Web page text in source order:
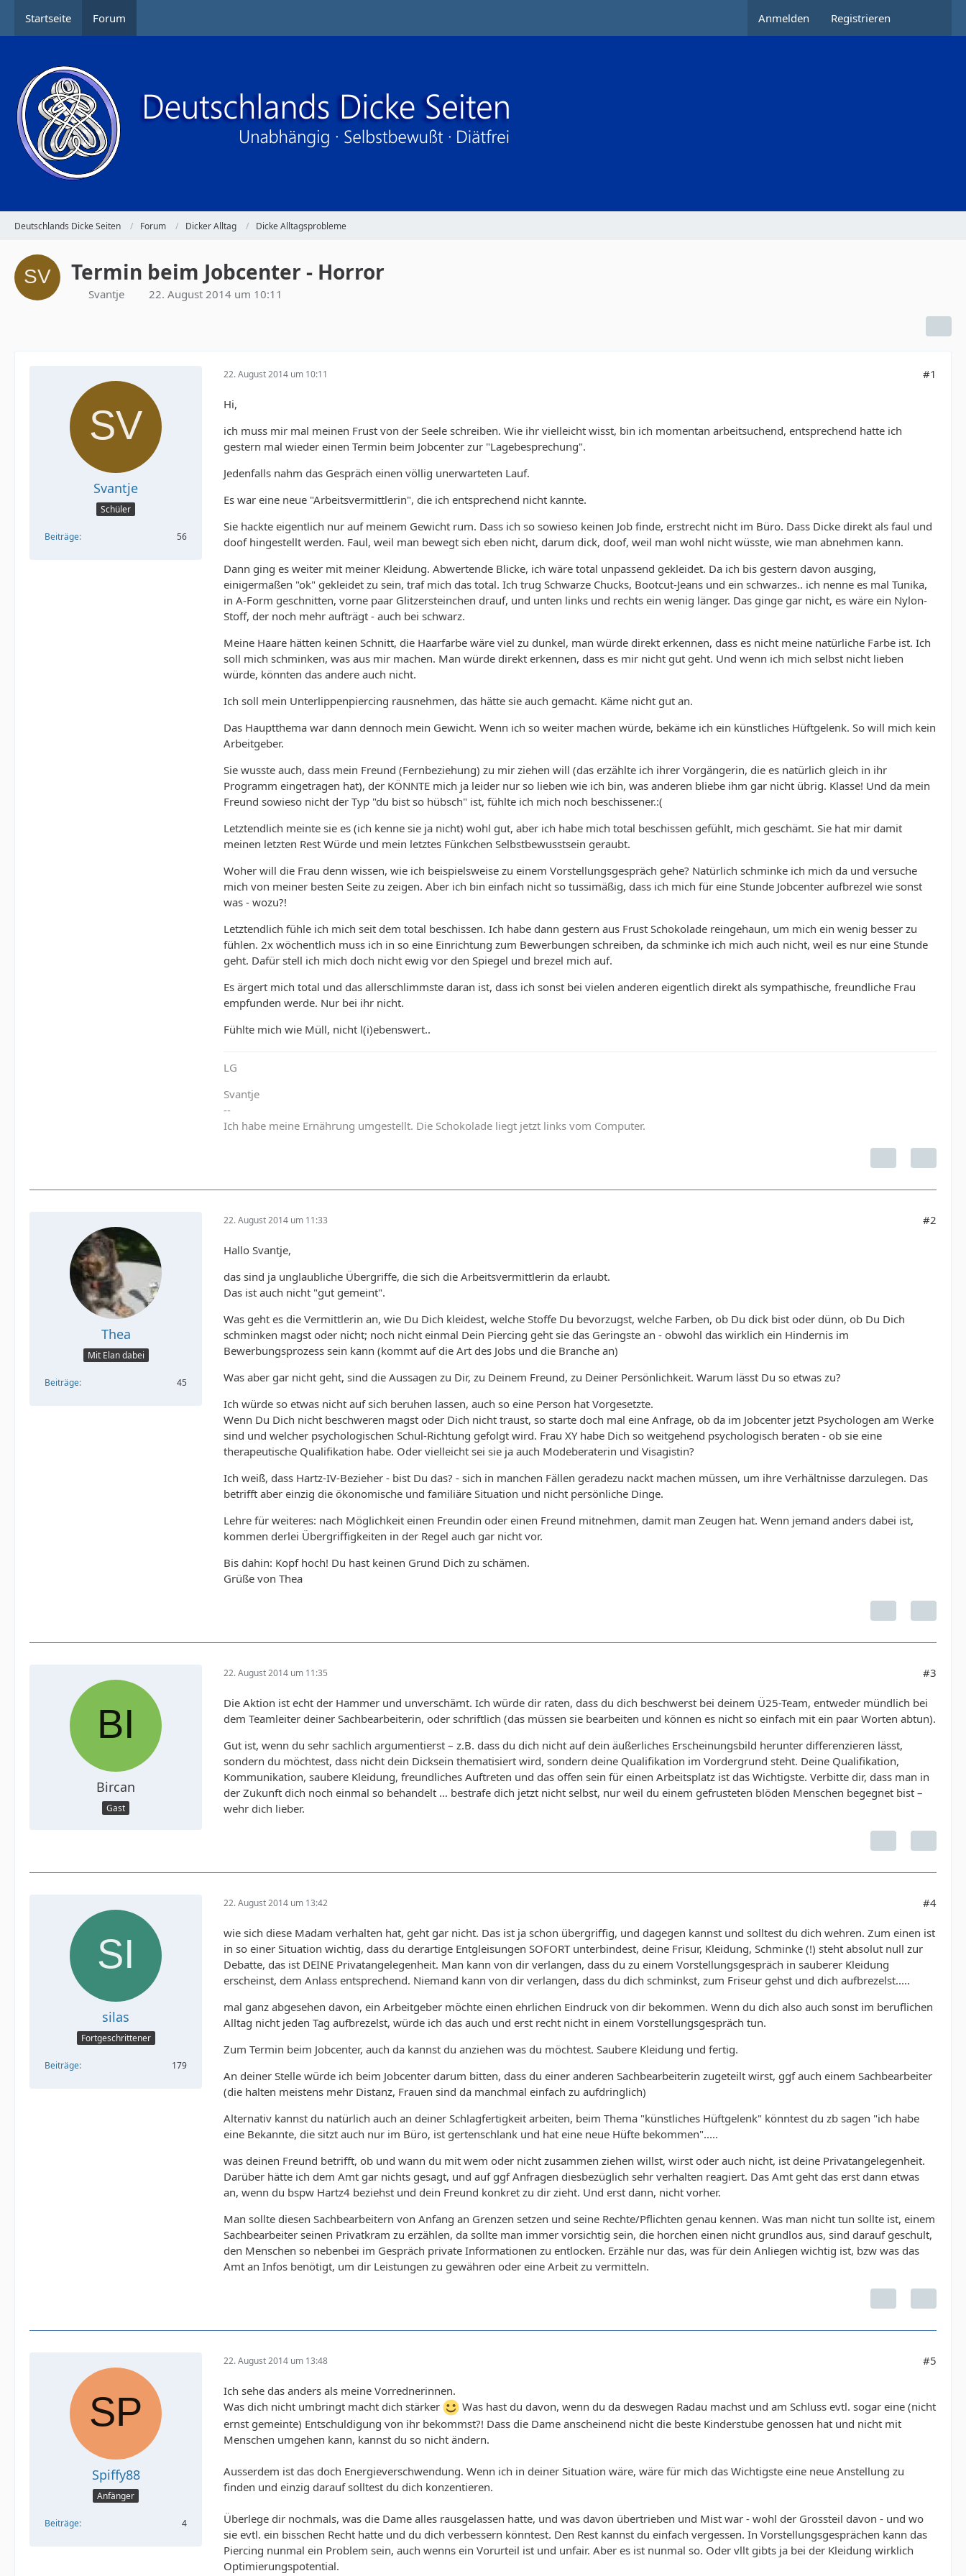
Startseite Forum Anmelden Registrieren
Deutschlands Dicke Seiten Forum Dicker Alltag Dicke Alltagsprobleme
Termin beim Jobcenter - Horror
Svantje 22. August 2014 um 10:11
Svantje
Schüler
Beiträge 56
22. August 2014 um 10:11 #1
Hi,
ich muss mir mal meinen Frust von der Seele schreiben. Wie ihr vielleicht wisst, bin ich momentan arbeitsuchend, entsprechend hatte ich
gestern mal wieder einen Termin beim Jobcenter zur "Lagebesprechung".
Jedenfalls nahm das Gespräch einen völlig unerwarteten Lauf.
Es war eine neue "Arbeitsvermittlerin", die ich entsprechend nicht kannte.
Sie hackte eigentlich nur auf meinem Gewicht rum. Dass ich so sowieso keinen Job finde, erstrecht nicht im Büro. Dass Dicke direkt als faul und
doof hingestellt werden. Faul, weil man bewegt sich eben nicht, darum dick, doof, weil man wohl nicht wüsste, wie man abnehmen kann.
Dann ging es weiter mit meiner Kleidung. Abwertende Blicke, ich wäre total unpassend gekleidet. Da ich bis gestern davon ausging,
einigermaßen "ok" gekleidet zu sein, traf mich das total. Ich trug Schwarze Chucks, Bootcut-Jeans und ein schwarzes.. ich nenne es mal Tunika,
in A-Form geschnitten, vorne paar Glitzersteinchen drauf, und unten links und rechts ein wenig länger. Das ginge gar nicht, es wäre ein Nylon-
Stoff, der noch mehr aufträgt - auch bei schwarz.
Meine Haare hätten keinen Schnitt, die Haarfarbe wäre viel zu dunkel, man würde direkt erkennen, dass es nicht meine natürliche Farbe ist. Ich
soll mich schminken, was aus mir machen. Man würde direkt erkennen, dass es mir nicht gut geht. Und wenn ich mich selbst nicht lieben
würde, könnten das andere auch nicht.
Ich soll mein Unterlippenpiercing rausnehmen, das hätte sie auch gemacht. Käme nicht gut an.
Das Hauptthema war dann dennoch mein Gewicht. Wenn ich so weiter machen würde, bekäme ich ein künstliches Hüftgelenk. So will mich kein
Arbeitgeber.
Sie wusste auch, dass mein Freund (Fernbeziehung) zu mir ziehen will (das erzählte ich ihrer Vorgängerin, die es natürlich gleich in ihr
Programm eingetragen hat), der KÖNNTE mich ja leider nur so lieben wie ich bin, was anderen bliebe ihm gar nicht übrig. Klasse! Und da mein
Freund sowieso nicht der Typ "du bist so hübsch" ist, fühlte ich mich noch beschissener.:(
Letztendlich meinte sie es (ich kenne sie ja nicht) wohl gut, aber ich habe mich total beschissen gefühlt, mich geschämt. Sie hat mir damit
meinen letzten Rest Würde und mein letztes Fünkchen Selbstbewusstsein geraubt.
Woher will die Frau denn wissen, wie ich beispielsweise zu einem Vorstellungsgespräch gehe? Natürlich schminke ich mich da und versuche
mich von meiner besten Seite zu zeigen. Aber ich bin einfach nicht so tussimäßig, dass ich mich für eine Stunde Jobcenter aufbrezel wie sonst
was - wozu?!
Letztendlich fühle ich mich seit dem total beschissen. Ich habe dann gestern aus Frust Schokolade reingehaun, um mich ein wenig besser zu
fühlen. 2x wöchentlich muss ich in so eine Einrichtung zum Bewerbungen schreiben, da schminke ich mich auch nicht, weil es nur eine Stunde
geht. Dafür stell ich mich doch nicht ewig vor den Spiegel und brezel mich auf.
Es ärgert mich total und das allerschlimmste daran ist, dass ich sonst bei vielen anderen eigentlich direkt als sympathische, freundliche Frau
empfunden werde. Nur bei ihr nicht.
Fühlte mich wie Müll, nicht l(i)ebenswert..
LG
Svantje
--
Ich habe meine Ernährung umgestellt. Die Schokolade liegt jetzt links vom Computer.
Thea
Mit Elan dabei
Beiträge 45
22. August 2014 um 11:33 #2
Hallo Svantje,
das sind ja unglaubliche Übergriffe, die sich die Arbeitsvermittlerin da erlaubt.
Das ist auch nicht "gut gemeint".
Was geht es die Vermittlerin an, wie Du Dich kleidest, welche Stoffe Du bevorzugst, welche Farben, ob Du dick bist oder dünn, ob Du Dich
schminken magst oder nicht; noch nicht einmal Dein Piercing geht sie das Geringste an - obwohl das wirklich ein Hindernis im
Bewerbungsprozess sein kann (kommt auf die Art des Jobs und die Branche an)
Was aber gar nicht geht, sind die Aussagen zu Dir, zu Deinem Freund, zu Deiner Persönlichkeit. Warum lässt Du so etwas zu?
Ich würde so etwas nicht auf sich beruhen lassen, auch so eine Person hat Vorgesetzte.
Wenn Du Dich nicht beschweren magst oder Dich nicht traust, so starte doch mal eine Anfrage, ob da im Jobcenter jetzt Psychologen am Werke
sind und welcher psychologischen Schul-Richtung gefolgt wird. Frau XY habe Dich so weitgehend psychologisch beraten - ob sie eine
therapeutische Qualifikation habe. Oder vielleicht sei sie ja auch Modeberaterin und Visagistin?
Ich weiß, dass Hartz-IV-Bezieher - bist Du das? - sich in manchen Fällen geradezu nackt machen müssen, um ihre Verhältnisse darzulegen. Das
betrifft aber einzig die ökonomische und familiäre Situation und nicht persönliche Dinge.
Lehre für weiteres: nach Möglichkeit einen Freundin oder einen Freund mitnehmen, damit man Zeugen hat. Wenn jemand anders dabei ist,
kommen derlei Übergriffigkeiten in der Regel auch gar nicht vor.
Bis dahin: Kopf hoch! Du hast keinen Grund Dich zu schämen.
Grüße von Thea
Bircan
Gast
22. August 2014 um 11:35 #3
Die Aktion ist echt der Hammer und unverschämt. Ich würde dir raten, dass du dich beschwerst bei deinem Ü25-Team, entweder mündlich bei
dem Teamleiter deiner Sachbearbeiterin, oder schriftlich (das müssen sie bearbeiten und können es nicht so einfach mit ein paar Worten abtun).
Gut ist, wenn du sehr sachlich argumentierst – z.B. dass du dich nicht auf dein äußerliches Erscheinungsbild herunter differenzieren lässt,
sondern du möchtest, dass nicht dein Dicksein thematisiert wird, sondern deine Qualifikation im Vordergrund steht. Deine Qualifikation,
Kommunikation, saubere Kleidung, freundliches Auftreten und das offen sein für einen Arbeitsplatz ist das Wichtigste. Verbitte dir, dass man in
der Zukunft dich noch einmal so behandelt … bestrafe dich jetzt nicht selbst, nur weil du einem gefrusteten blöden Menschen begegnet bist –
wehr dich lieber.
silas
Fortgeschrittener
Beiträge 179
22. August 2014 um 13:42 #4
wie sich diese Madam verhalten hat, geht gar nicht. Das ist ja schon übergriffig, und dagegen kannst und solltest du dich wehren. Zum einen ist
in so einer Situation wichtig, dass du derartige Entgleisungen SOFORT unterbindest, deine Frisur, Kleidung, Schminke (!) steht absolut null zur
Debatte, das ist DEINE Privatangelegenheit. Man kann von dir verlangen, dass du zu einem Vorstellungsgespräch in sauberer Kleidung
erscheinst, dem Anlass entsprechend. Niemand kann von dir verlangen, dass du dich schminkst, zum Friseur gehst und dich aufbrezelst.....
mal ganz abgesehen davon, ein Arbeitgeber möchte einen ehrlichen Eindruck von dir bekommen. Wenn du dich also auch sonst im beruflichen
Alltag nicht jeden Tag aufbrezelst, würde ich das auch und erst recht nicht in einem Vorstellungsgespräch tun.
Zum Termin beim Jobcenter, auch da kannst du anziehen was du möchtest. Saubere Kleidung und fertig.
An deiner Stelle würde ich beim Jobcenter darum bitten, dass du einer anderen Sachbearbeiterin zugeteilt wirst, ggf auch einem Sachbearbeiter
(die halten meistens mehr Distanz, Frauen sind da manchmal einfach zu aufdringlich)
Alternativ kannst du natürlich auch an deiner Schlagfertigkeit arbeiten, beim Thema "künstliches Hüftgelenk" könntest du zb sagen "ich habe
eine Bekannte, die sitzt auch nur im Büro, ist gertenschlank und hat eine neue Hüfte bekommen".....
was deinen Freund betrifft, ob und wann du mit wem oder nicht zusammen ziehen willst, wirst oder auch nicht, ist deine Privatangelegenheit.
Darüber hätte ich dem Amt gar nichts gesagt, und auf ggf Anfragen diesbezüglich sehr verhalten reagiert. Das Amt geht das erst dann etwas
an, wenn du bspw Hartz4 beziehst und dein Freund konkret zu dir zieht. Und erst dann, nicht vorher.
Man sollte diesen Sachbearbeitern von Anfang an Grenzen setzen und seine Rechte/Pflichten genau kennen. Was man nicht tun sollte ist, einem
Sachbearbeiter seinen Privatkram zu erzählen, da sollte man immer vorsichtig sein, die horchen einen nicht grundlos aus, sind darauf geschult,
den Menschen so nebenbei im Gespräch private Informationen zu entlocken. Erzähle nur das, was für dein Anliegen wichtig ist, bzw was das
Amt an Infos benötigt, um dir Leistungen zu gewähren oder eine Arbeit zu vermitteln.
Spiffy88
Anfänger
Beiträge 4
22. August 2014 um 13:48 #5
Ich sehe das anders als meine Vorrednerinnen.
Was dich nicht umbringt macht dich stärker
Was hast du davon, wenn du da deswegen Radau machst und am Schluss evtl. sogar eine (nicht
ernst gemeinte) Entschuldigung von ihr bekommst?! Dass die Dame anscheinend nicht die beste Kinderstube genossen hat und nicht mit
Menschen umgehen kann, kannst du so nicht ändern.
Ausserdem ist das doch Energieverschwendung. Wenn ich in deiner Situation wäre, wäre für mich das Wichtigste eine neue Anstellung zu
finden und einzig darauf solltest du dich konzentieren.
Überlege dir nochmals, was die Dame alles rausgelassen hatte, und was davon übertrieben und Mist war - wohl der Grossteil davon - und wo
sie evtl. ein bisschen Recht hatte und du dich verbessern könntest. Den Rest kannst du einfach vergessen. In Vorstellungsgesprächen kann das
Piercing nunmal ein Problem sein, auch wenns ein Vorurteil ist und unfair. Aber es ist nunmal so. Oder vllt gibts ja bei der Kleidung wirklich
Optimierungspotential.